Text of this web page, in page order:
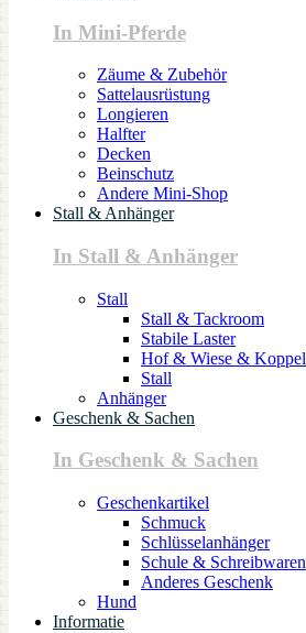
In Mini-Pferde
Zäume & Zubehör
Sattelausrüstung
Longieren
Halfter
Decken
Beinschutz
Andere Mini-Shop
Stall & Anhänger
In Stall & Anhänger
Stall
Stall & Tackroom
Stabile Laster
Hof & Wiese & Koppel
Stall
Anhänger
Geschenk & Sachen
In Geschenk & Sachen
Geschenkartikel
Schmuck
Schlüsselanhänger
Schule & Schreibwaren
Anderes Geschenk
Hund
Informatie